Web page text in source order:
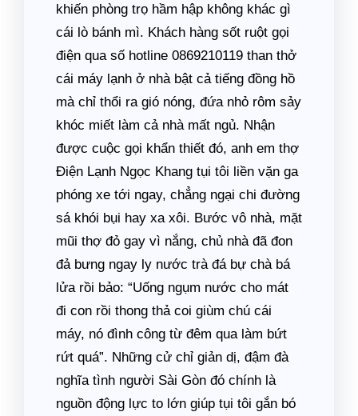
khiến phòng trọ hầm hập không khác gì
cái lò bánh mì. Khách hàng sốt ruột gọi
điện qua số hotline 0869210119 than thở
cái máy lạnh ở nhà bật cả tiếng đồng hồ
mà chỉ thổi ra gió nóng, đứa nhỏ rôm sảy
khóc miết làm cả nhà mất ngủ. Nhận
được cuộc gọi khẩn thiết đó, anh em thợ
Điện Lạnh Ngọc Khang tụi tôi liền vặn ga
phóng xe tới ngay, chẳng ngại chi đường
sá khói bụi hay xa xôi. Bước vô nhà, mặt
mũi thợ đỏ gay vì nắng, chủ nhà đã đon
đả bưng ngay ly nước trà đá bự chà bá
lửa rồi bảo: “Uống ngụm nước cho mát
đi con rồi thong thả coi giùm chú cái
máy, nó đình công từ đêm qua làm bứt
rứt quá”. Những cử chỉ giản dị, đậm đà
nghĩa tình người Sài Gòn đó chính là
nguồn động lực to lớn giúp tụi tôi gắn bó